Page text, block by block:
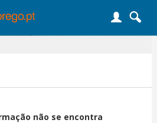
não se encontra